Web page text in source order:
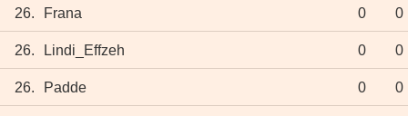
26. Frana 0 0
26. Lindi_Effzeh 0 0
26. Padde 0 0